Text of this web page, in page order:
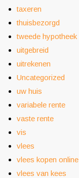
taxeren
thuisbezorgd
tweede hypotheek
uitgebreid
uitrekenen
Uncategorized
uw huis
variabele rente
vaste rente
vis
vlees
vlees kopen online
vlees van kees